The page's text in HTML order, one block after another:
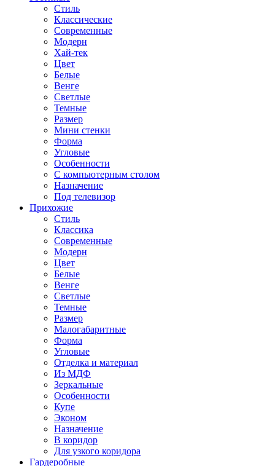
Стиль
Классические
Современные
Модерн
Хай-тек
Цвет
Белые
Венге
Светлые
Темные
Размер
Мини стенки
Форма
Угловые
Особенности
С компьютерным столом
Назначение
Под телевизор
Прихожие
Стиль
Классика
Современные
Модерн
Цвет
Белые
Венге
Светлые
Темные
Размер
Малогабаритные
Форма
Угловые
Отделка и материал
Из МДФ
Зеркальные
Особенности
Купе
Эконом
Назначение
В коридор
Для узкого коридора
Гардеробные